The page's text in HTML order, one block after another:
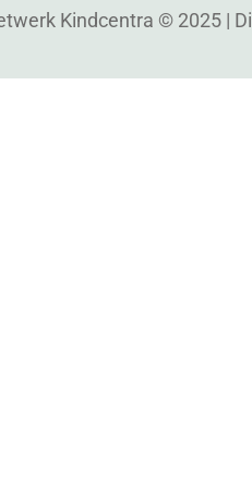
Kindcentra © 2025 |